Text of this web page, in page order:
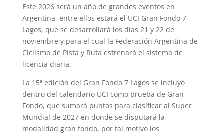
Este 2026 será un año de grandes eventos en
Argentina, entre ellos estará el UCI Gran Fondo 7
Lagos, que se desarrollará los días 21 y 22 de
noviembre y para el cual la Federación Argentina de
Ciclismo de Pista y Ruta estrenará el sistema de
licencia diaria.
La 15ª edición del Gran Fondo 7 Lagos se incluyó
dentro del calendario UCI como prueba de Gran
Fondo, que sumará puntos para clasificar al Super
Mundial de 2027 en donde se disputará la
modalidad gran fondo, por tal motivo los